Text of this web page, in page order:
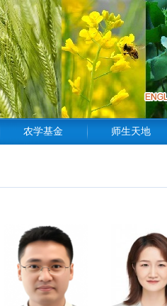
农学基金 师生天地